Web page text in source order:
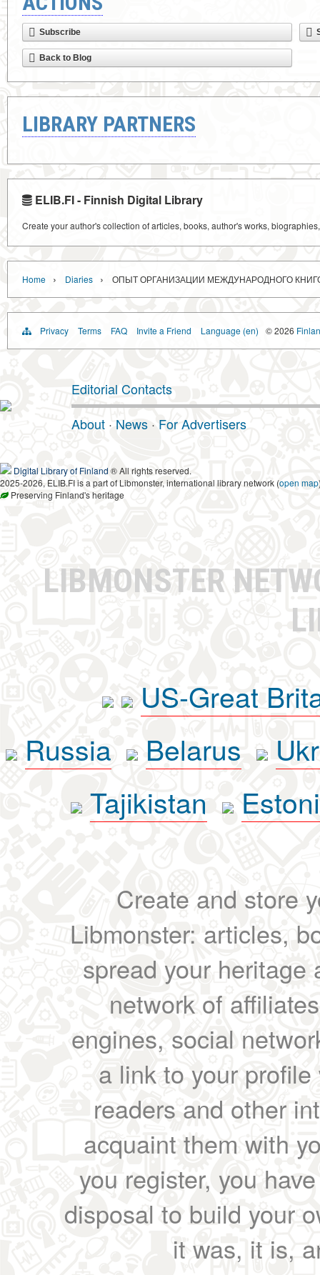
Subscribe
Back to Blog
LIBRARY PARTNERS
ELIB.FI - Finnish Digital Library
Create your author's collection of articles, books, author's works,
Home › Diaries › ОПЫТ ОРГАНИЗАЦИИ МЕЖДУНАРОДНОГО
Privacy Terms FAQ Invite a Friend Language (en) © 2026
Editorial Contacts
About · News · For Advertisers
Digital Library of Finland ® All rights reserved.
2025-2026, ELIB.FI is a part of Libmonster, international library network (open map
Preserving Finland's heritage
LIBMONSTER
US-Great
Russia
Belarus
Tajikistan
Create and store
Libmonster: articles,
spread your heritage
network of
engines, social
a link to your
readers and other
acquaint them with
you register, you
disposal to build your
it was, it is,